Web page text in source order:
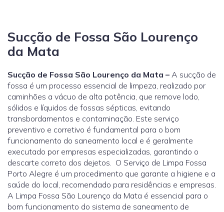
Sucção de Fossa São Lourenço
da Mata
Sucção de Fossa São Lourenço da Mata – A sucção de
fossa é um processo essencial de limpeza, realizado por
caminhões a vácuo de alta potência, que remove lodo,
sólidos e líquidos de fossas sépticas, evitando
transbordamentos e contaminação. Este serviço
preventivo e corretivo é fundamental para o bom
funcionamento do saneamento local e é geralmente
executado por empresas especializadas, garantindo o
descarte correto dos dejetos. O Serviço de Limpa Fossa
Porto Alegre é um procedimento que garante a higiene e a
saúde do local, recomendado para residências e empresas.
A Limpa Fossa São Lourenço da Mata é essencial para o
bom funcionamento do sistema de saneamento de